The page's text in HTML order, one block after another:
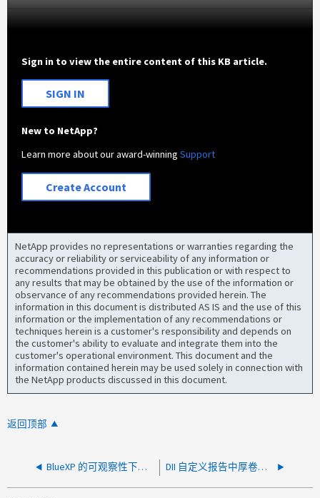
Sign in to view the entire content of this KB article.
SIGN IN
New to NetApp?
Learn more about our award-winningSupport
Create Account
NetApp provides no representations or warranties regarding the
accuracy or reliability or serviceability of any information or
recommendations provided in this publication or with respect to
any results that may be obtained by the use of the information or
observance of any recommendations provided herein. The
information in this document is distributed AS IS and the use of this
information or the implementation of any recommendations or
techniques herein is a customer's responsibility and depends on
the customer's ability to evaluate and integrate them into the
customer's operational environment. This document and the
information contained herein may be used solely in connection with
the NetApp products discussed in this document.
返回顶部
BlueXP 的可观察性下没有 Data Infrastructure Insights 菜单 DII 自定义报告中厚卷已使用和已配置容量值差异